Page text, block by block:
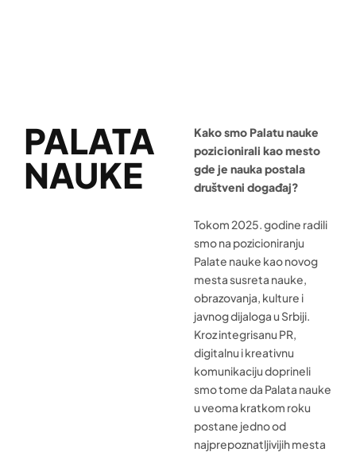
PALATA
NAUKE
Kako smo Palatu nauke
pozicionirali kao mesto
gde je nauka postala
društveni događaj?
Tokom 2025. godine radili
smo na pozicioniranju
Palate nauke kao novog
mesta susreta nauke,
obrazovanja, kulture i
javnog dijaloga u Srbiji.
Kroz integrisanu PR,
digitalnu i kreativnu
komunikaciju doprineli
smo tome da Palata nauke
u veoma kratkom roku
postane jedno od
najprepoznatljivijih mesta